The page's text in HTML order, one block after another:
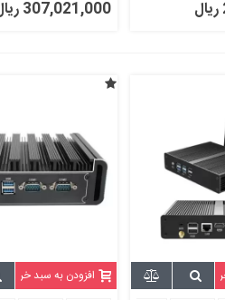
307,021,000 ریال
افزودن به سبد خرید